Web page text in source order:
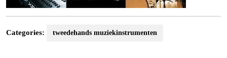
Categories: tweedehands muziekinstrumenten